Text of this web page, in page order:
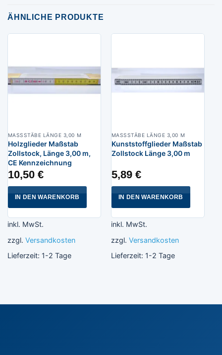
ÄHNLICHE PRODUKTE
MASSSTÄBE LÄNGE 3,00 M
Holzglieder Maßstab
Zollstock, Länge 3,00 m,
CE Kennzeichnung
10,50 €
IN DEN WARENKORB
inkl. MwSt.
zzgl. Versandkosten
Lieferzeit: 1-2 Tage
MASSSTÄBE LÄNGE 3,00 M
Kunststoffglieder Maßstab
Zollstock Länge 3,00 m
5,89 €
IN DEN WARENKORB
inkl. MwSt.
zzgl. Versandkosten
Lieferzeit: 1-2 Tage